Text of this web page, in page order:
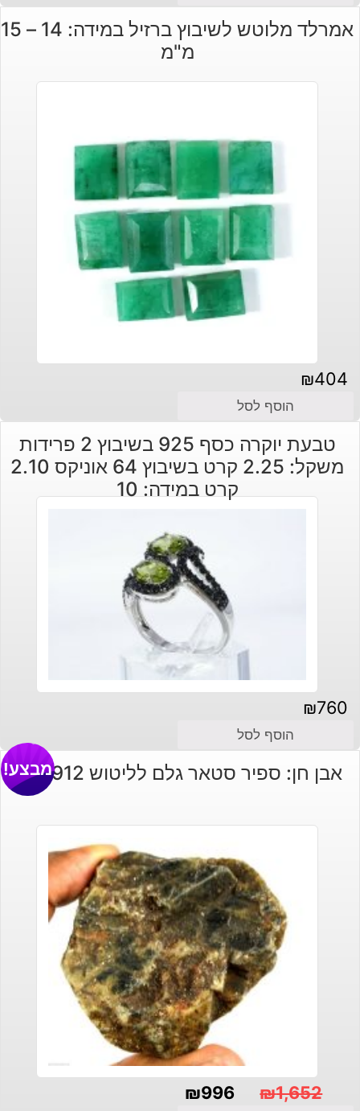
אמרלד מלוטש לשיבוץ ברזיל במידה: 14 – 15
מ"מ
₪404
הוסף לסל
טבעת יוקרה כסף 925 בשיבוץ 2 פרידות
משקל: 2.25 קרט בשיבוץ 64 אוניקס 2.10
קרט במידה: 10
₪760
הוסף לסל
אבן חן: ספיר סטאר גלם לליטוש 912 קרט מבצע!
₪1,652
₪996